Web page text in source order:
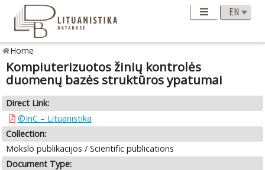
Home
Kompiuterizuotos žinių kontrolės
duomenų bazės struktūros ypatumai
Direct Link:
©InC – Lituanistika
Collection:
Mokslo publikacijos / Scientific publications
Document Type: